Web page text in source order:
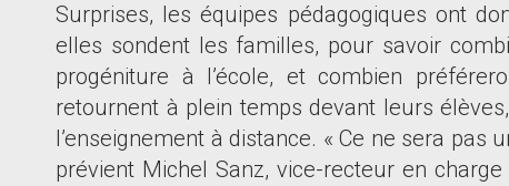
Surprises, les équipes pédagogiques ont
elles sondent les familles, pour savoir
progéniture à l’école, et combien
retournent à plein temps devant leurs
l’enseignement à distance. « Ce ne sera pas
prévient Michel Sanz, vice-recteur en